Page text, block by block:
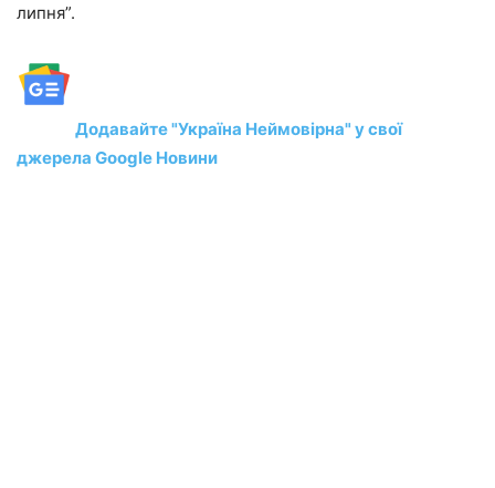
липня”.
Додавайте "Україна Неймовірна" у свої
джерела Google Новини